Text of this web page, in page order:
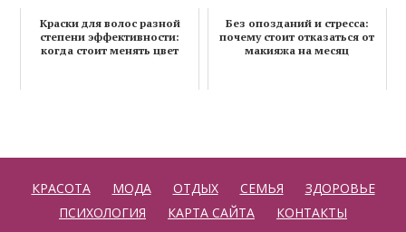
Краски для волос разной
степени эффективности:
когда стоит менять цвет
Без опозданий и стресса:
почему стоит отказаться от
макияжа на месяц
КРАСОТА МОДА ОТДЫХ СЕМЬЯ
ЗДОРОВЬЕ
ПСИХОЛОГИЯ
КАРТА САЙТА КОНТАКТЫ